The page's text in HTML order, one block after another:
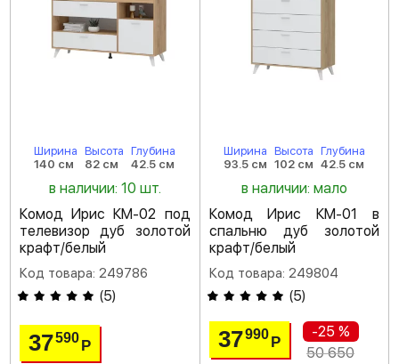
Ширина
140 см
Высота
82 см
Глубина
42.5 см
в наличии: 10 шт.
Комод Ирис КМ-02 под
телевизор дуб золотой
крафт/белый
Код товара: 249786
(5)
37590Р
Ширина
93.5 см
Высота
102 см
Глубина
42.5 см
в наличии: мало
Комод Ирис КМ-01 в
спальню дуб золотой
крафт/белый
Код товара: 249804
(5)
37990 Р
-25 %
50 650